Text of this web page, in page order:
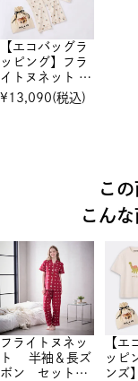
【エコバッグラ
ッピング】フラ
イトヌネット
半袖＆長ズボ
ン セットアッ
¥ 13,090(税込)
こ
こん
フライトヌネッ
ト 半袖＆長ズ
ボン セットア
【エ
ッピ
ンズ